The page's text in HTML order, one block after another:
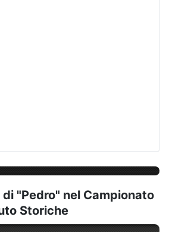
"Pedro" nel Campionato
Storiche